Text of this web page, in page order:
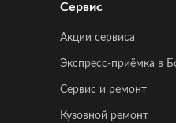
Сервис
Акции сервиса
Экспресс-приёмка в
Сервис и ремонт
Кузовной ремонт